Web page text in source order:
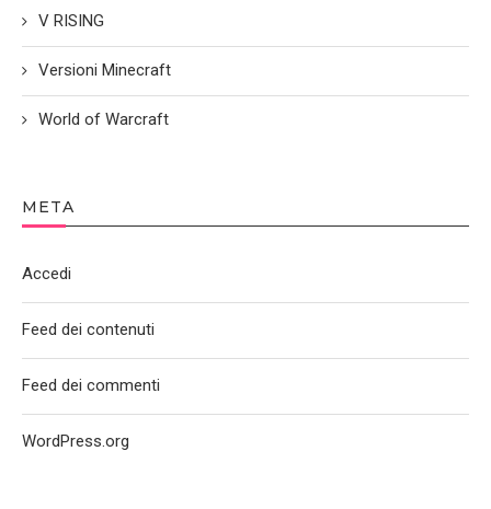
V RISING
Versioni Minecraft
World of Warcraft
META
Accedi
Feed dei contenuti
Feed dei commenti
WordPress.org